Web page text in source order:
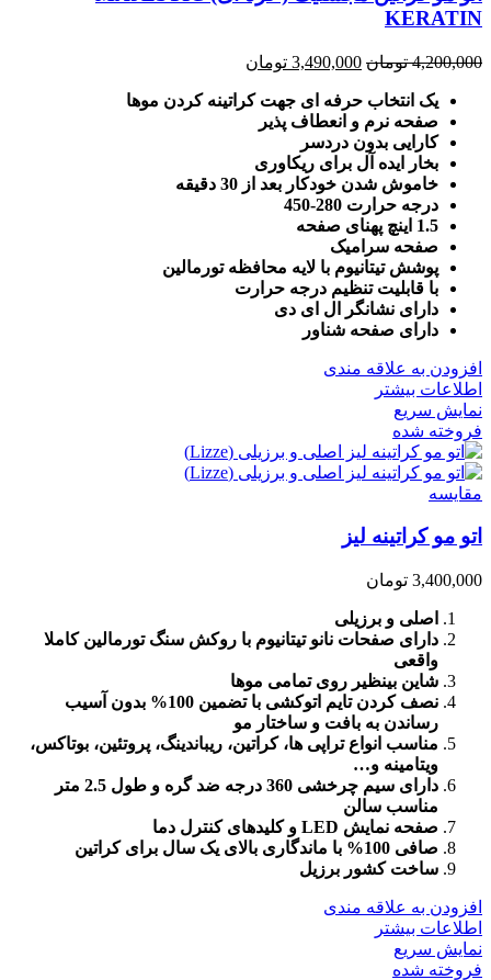
KERATIN
4,200,000 تومان Original
was:
4,200,000 تومان.
3,490,000 تومان
is:
یک انتخاب حرفه ای جهت کراتینه کردن موها
صفحه نرم و انعطاف پذیر
کارایی بدون دردسر
بخار ایده آل برای ریکاوری
خاموش شدن خودکار بعد از 30 دقیقه
درجه حرارت 280-450
1.5 اینچ پهنای صفحه
صفحه سرامیک
پوشش تیتانیوم با لایه محافظه تورمالین
با قابلیت تنظیم درجه حرارت
دارای نشانگر ال ای دی
دارای صفحه شناور
افزودن به علاقه مندی
اطلاعات بیشتر
نمایش سریع
فروخته شده
مقايسه
اتو مو کراتینه لیز
3,400,000 تومان
اصلی و برزیلی
دارای صفحات نانو تیتانیوم با روکش سنگ تورمالین کاملا
واقعی
شاین بینظیر روی تمامی موها
نصف کردن تایم اتوکشی با تضمین 100% بدون آسیب
رساندن به بافت و ساختار مو
مناسب انواع تراپی ها، کراتین، ریباندینگ، پروتئین، بوتاکس،
ویتامینه و…
دارای سیم چرخشی 360 درجه ضد گره و طول 2.5 متر
مناسب سالن
صفحه نمایش LED و کلیدهای کنترل دما
صافی 100% با ماندگاری بالای یک سال برای کراتین
ساخت کشور برزیل
افزودن به علاقه مندی
اطلاعات بیشتر
نمایش سریع
فروخته شده